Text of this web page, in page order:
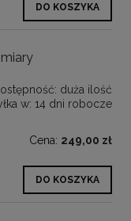
DO KOSZYKA
duża ilość
w: 14 dni robocze
Cena: 249,00 zł
DO KOSZYKA